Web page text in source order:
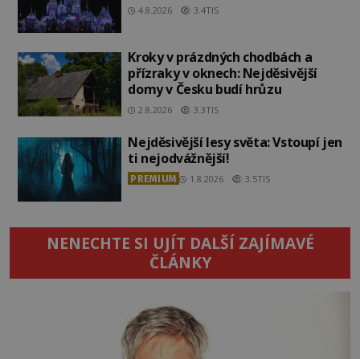
4.8.2026 3.4TIS
Kroky v prázdných chodbách a
přízraky v oknech: Nejděsivější
domy v Česku budí hrůzu
2.8.2026 3.3TIS
Nejděsivější lesy světa: Vstoupí jen
ti nejodvážnější!
PREMIUM 1.8.2026 3.5TIS
NENECHTE SI UJÍT DALŠÍ ZAJÍMAVÉ
ČLÁNKY